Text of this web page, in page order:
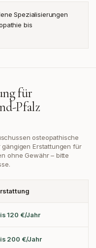
Spezialisierungen
bis
für
Pfalz
osteopathische
Erstattungen für
ohne Gewähr – bitte
120 €/Jahr
200 €/Jahr